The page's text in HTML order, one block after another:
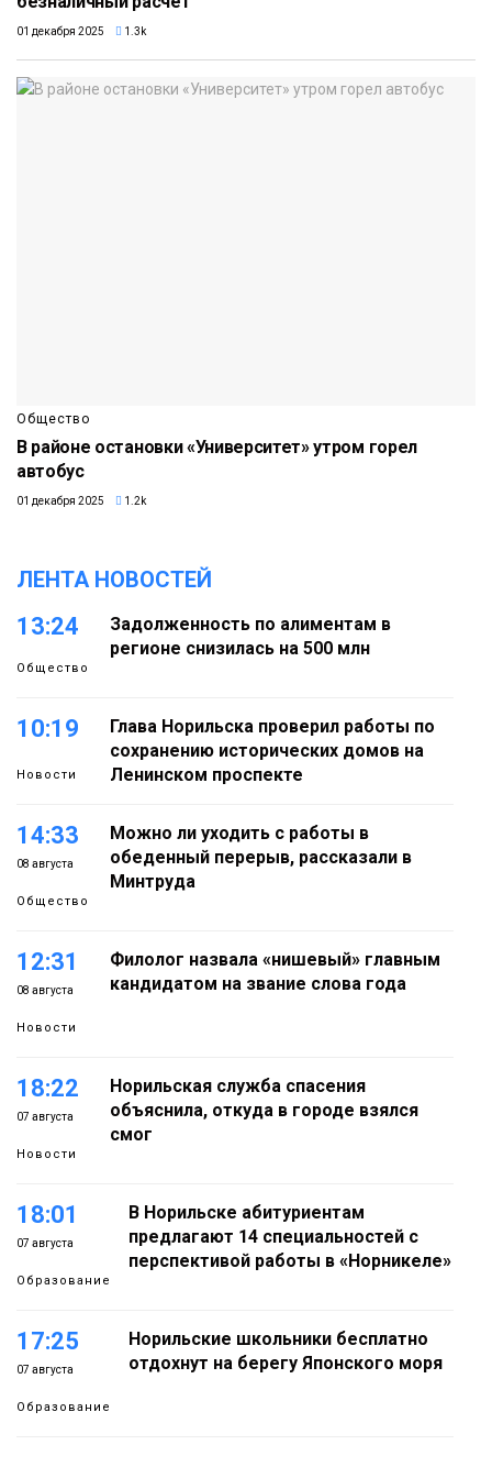
01 декабря 2025 1.3k
Общество
В районе остановки «Университет» утром горел
автобус
01 декабря 2025 1.2k
ЛЕНТА НОВОСТЕЙ
13:24
Общество
Задолженность по алиментам в
регионе снизилась на 500 млн
10:19
Новости
Глава Норильска проверил работы по
сохранению исторических домов на
Ленинском проспекте
14:33
08 августа
Общество
Можно ли уходить с работы в
обеденный перерыв, рассказали в
Минтруда
12:31
08 августа
Новости
Филолог назвала «нишевый» главным
кандидатом на звание слова года
18:22
07 августа
Новости
Норильская служба спасения
объяснила, откуда в городе взялся
смог
18:01
07 августа
Образование
В Норильске абитуриентам
предлагают 14 специальностей с
перспективой работы в «Норникеле»
17:25
07 августа
Образование
Норильские школьники бесплатно
отдохнут на берегу Японского моря